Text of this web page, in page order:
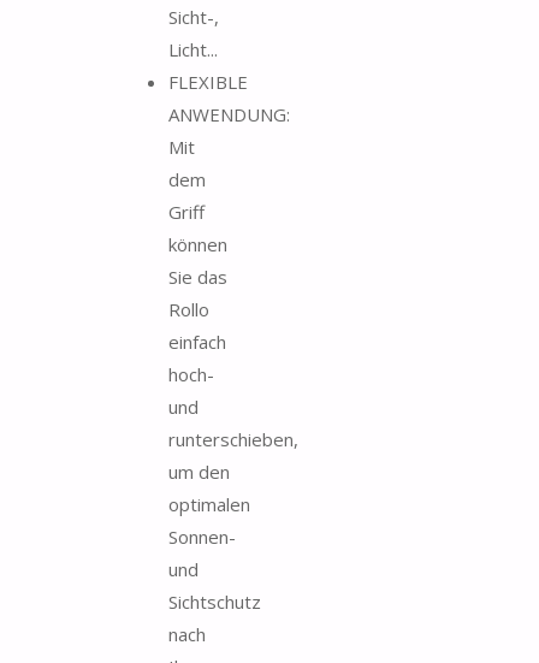
Sicht-,
Licht...
FLEXIBLE
ANWENDUNG:
Mit
dem
Griff
können
Sie das
Rollo
einfach
hoch-
und
runterschieben,
um den
optimalen
Sonnen-
und
Sichtschutz
nach